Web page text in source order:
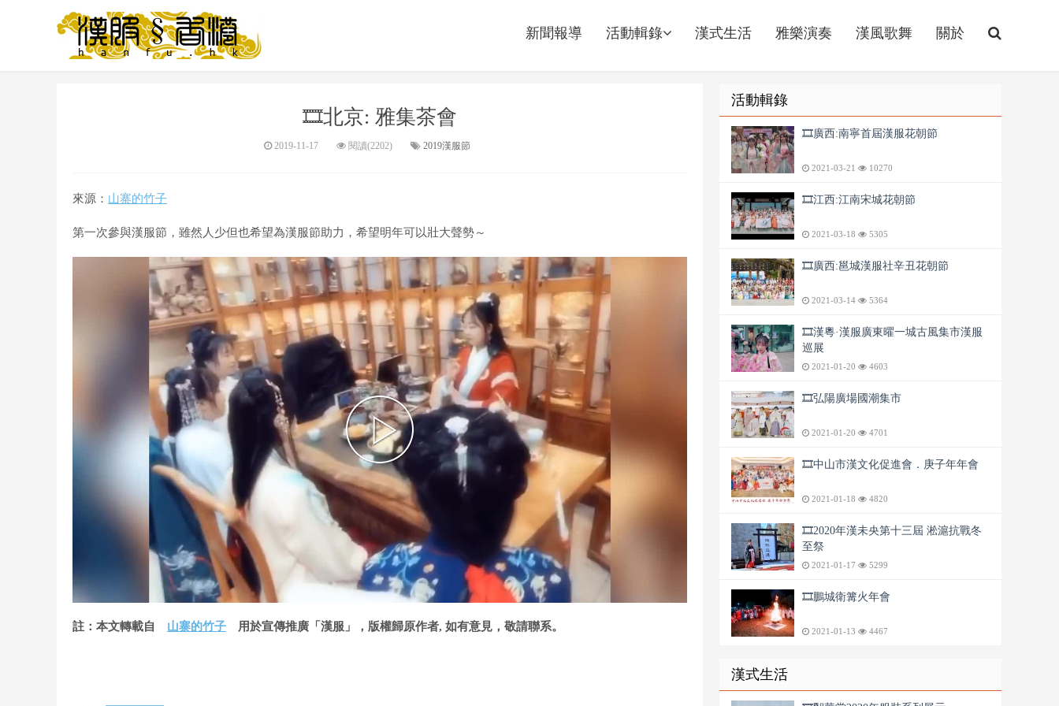
新聞報導 活動輯錄 漢式生活 雅樂演奏 漢風歌舞 關於
🎞️北京: 雅集茶會
2019-11-17 閱讀(2202) 2019漢服節
來源： 山寨的竹子
第一次參與漢服節，雖然人少但也希望為漢服節助力，希望明年可以壯大聲勢～
P
l
a
註：本文轉載自 山寨的竹子 用於宣傳推廣「漢服」，版權歸原作者, 如有意見，敬請聯系。
活動輯錄
🎞️廣西:南寧首屆漢服花朝節
2021-03-21 10270
🎞️江西:江南宋城花朝節
2021-03-18 5305
🎞️廣西:邕城漢服社辛丑花朝節
2021-03-14 5364
🎞️漢粵·漢服廣東曜一城古風集市漢服
巡展
2021-01-20 4603
🎞️弘陽廣場國潮集市
2021-01-20 4701
🎞️中山市漢文化促進會．庚子年年會
2021-01-18 4820
🎞️2020年漢未央第十三屆 淞滬抗戰冬
至祭
2021-01-17 5299
🎞️鵬城衛篝火年會
2021-01-13 4467
漢式生活